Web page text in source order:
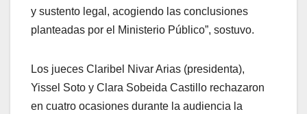
y sustento legal, acogiendo las conclusiones
planteadas por el Ministerio Público”, sostuvo.
Los jueces Claribel Nivar Arias (presidenta),
Yissel Soto y Clara Sobeida Castillo rechazaron
en cuatro ocasiones durante la audiencia la